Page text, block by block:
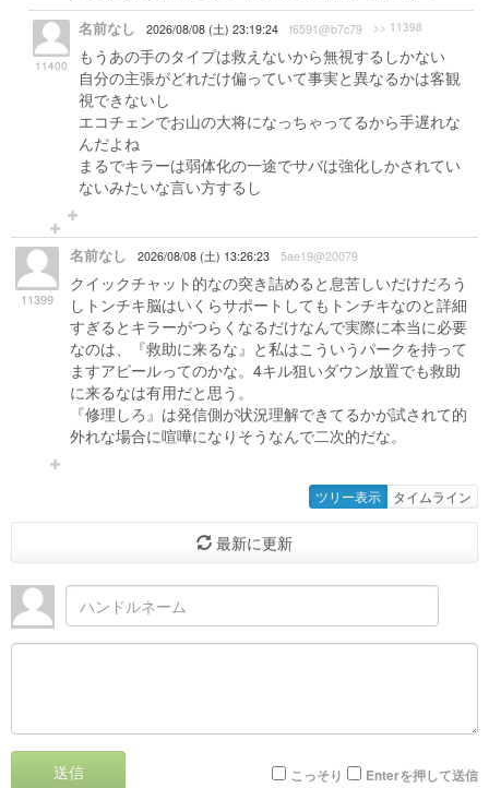
11400
名前なし 2026/08/08 (土) 23:19:24 f6591@b7c79 >> 11398
もうあの手のタイプは救えないから無視するしかない
自分の主張がどれだけ偏っていて事実と異なるかは客観
視できないし
エコチェンでお山の大将になっちゃってるから手遅れな
んだよね
まるでキラーは弱体化の一途でサバは強化しかされてい
ないみたいな言い方するし
11399
名前なし 2026/08/08 (土) 13:26:23 5ae19@20079
クイックチャット的なの突き詰めると息苦しいだけだろう
しトンチキ脳はいくらサポートしてもトンチキなのと詳細
すぎるとキラーがつらくなるだけなんで実際に本当に必要
なのは、『救助に来るな』と私はこういうパークを持って
ますアピールってのかな。4キル狙いダウン放置でも救助
に来るなは有用だと思う。
『修理しろ』は発信側が状況理解できてるかが試されて的
外れな場合に喧嘩になりそうなんで二次的だな。
ツリー表示 タイムライン
最新に更新
送信 こっそり Enterを押して送信